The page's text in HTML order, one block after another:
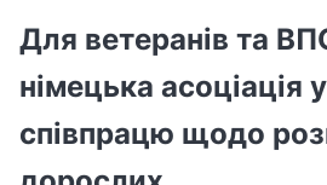
Для ветеранів та
німецька асоціація
співпрацю щодо